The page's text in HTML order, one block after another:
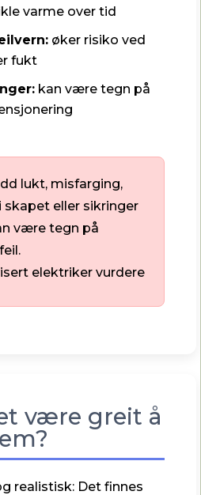
varme over tid
øker risiko ved
fukt
kan være tegn på
lukt, misfarging,
skapet eller sikringer
være tegn på
elektriker vurdere
være greit å
realistisk: Det finnes